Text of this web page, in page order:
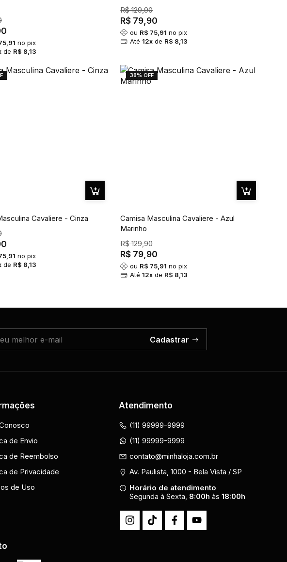
no pix
de R$ 8,13
R$ 129,90
R$ 79,90
ou R$ 75,91 no pix
Até 12xde R$ 8,13
Cavaliere - Cinza
no pix
de R$ 8,13
38% OFF
Camisa Masculina Cavaliere - Azul
Marinho
R$ 129,90
R$ 79,90
ou R$ 75,91 no pix
Até 12xde R$ 8,13
Cadastrar
de Envio
de Reembolso
de Privacidade
de Uso
Atendimento
(11) 99999-9999
(11) 99999-9999
contato@minhaloja.com.br
Av. Paulista, 1000 - Bela Vista / SP
Horário de atendimento
Segunda à Sexta, 8:00h às18:00h